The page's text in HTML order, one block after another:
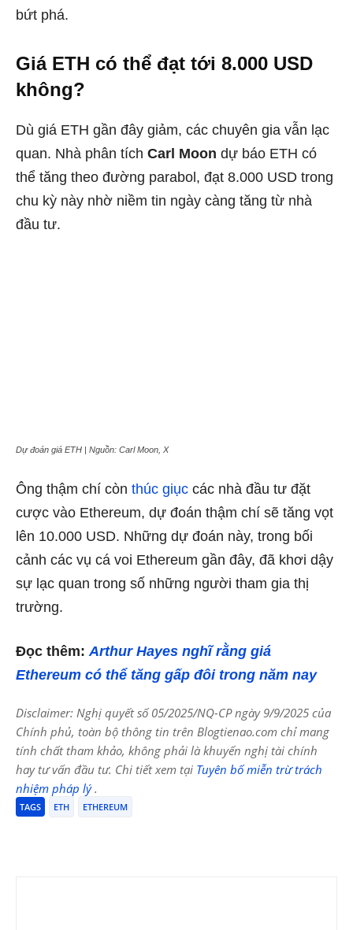
bứt phá.
Giá ETH có thể đạt tới 8.000 USD
không?
Dù giá ETH gần đây giảm, các chuyên gia vẫn lạc
quan. Nhà phân tích Carl Moon dự báo ETH có
thể tăng theo đường parabol, đạt 8.000 USD trong
chu kỳ này nhờ niềm tin ngày càng tăng từ nhà
đầu tư.
Dự đoán giá ETH | Nguồn: Carl Moon, X
Ông thậm chí còn thúc giục các nhà đầu tư đặt
cược vào Ethereum, dự đoán thậm chí sẽ tăng vọt
lên 10.000 USD. Những dự đoán này, trong bối
cảnh các vụ cá voi Ethereum gần đây, đã khơi dậy
sự lạc quan trong số những người tham gia thị
trường.
Đọc thêm:Arthur Hayes nghĩ rằng giá
Ethereum có thể tăng gấp đôi trong năm nay
Disclaimer: Nghị quyết số 05/2025/NQ-CP ngày 9/9/2025 của
Chính phủ, toàn bộ thông tin trên Blogtienao.com chỉ mang
tính chất tham khảo, không phải là khuyến nghị tài chính
hay tư vấn đầu tư. Chi tiết xem tại Tuyên bố miễn trừ trách
nhiệm pháp lý.
TAGS ETH ETHEREUM